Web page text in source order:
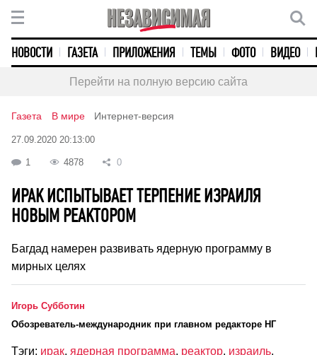
НОВОСТИ ГАЗЕТА ПРИЛОЖЕНИЯ ТЕМЫ ФОТО ВИДЕО
Перейти на полную версию сайта
Газета В мире Интернет-версия
27.09.2020 20:13:00
1 4878 0
ИРАК ИСПЫТЫВАЕТ ТЕРПЕНИЕ ИЗРАИЛЯ
НОВЫМ РЕАКТОРОМ
Багдад намерен развивать ядерную программу в
мирных целях
Игорь Субботин
Обозреватель-международник при главном редакторе НГ
Тэги: ирак, ядерная программа, реактор, израиль,